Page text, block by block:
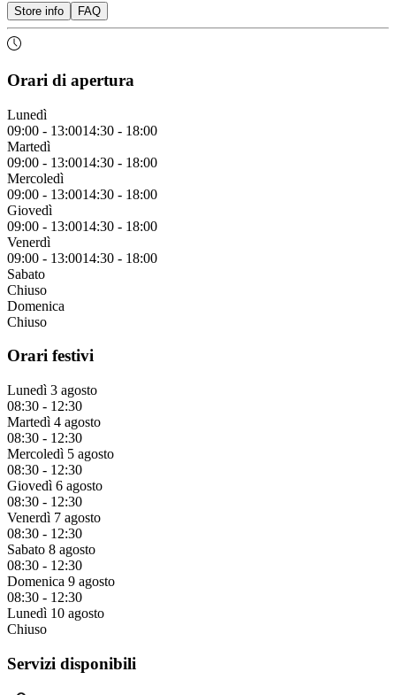
Store info FAQ
Orari di apertura
Lunedì
09:00 - 13:0014:30 - 18:00
Martedì
09:00 - 13:0014:30 - 18:00
Mercoledì
09:00 - 13:0014:30 - 18:00
Giovedì
09:00 - 13:0014:30 - 18:00
Venerdì
09:00 - 13:0014:30 - 18:00
Sabato
Chiuso
Domenica
Chiuso
Orari festivi
Lunedì 3 agosto
08:30 - 12:30
Martedì 4 agosto
08:30 - 12:30
Mercoledì 5 agosto
08:30 - 12:30
Giovedì 6 agosto
08:30 - 12:30
Venerdì 7 agosto
08:30 - 12:30
Sabato 8 agosto
08:30 - 12:30
Domenica 9 agosto
08:30 - 12:30
Lunedì 10 agosto
Chiuso
Servizi disponibili